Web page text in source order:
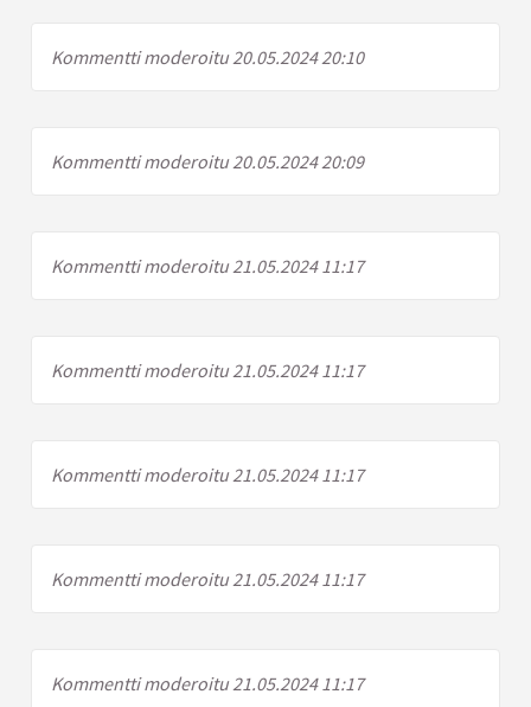
Kommentti moderoitu 20.05.2024 20:10
Kommentti moderoitu 20.05.2024 20:09
Kommentti moderoitu 21.05.2024 11:17
Kommentti moderoitu 21.05.2024 11:17
Kommentti moderoitu 21.05.2024 11:17
Kommentti moderoitu 21.05.2024 11:17
Kommentti moderoitu 21.05.2024 11:17